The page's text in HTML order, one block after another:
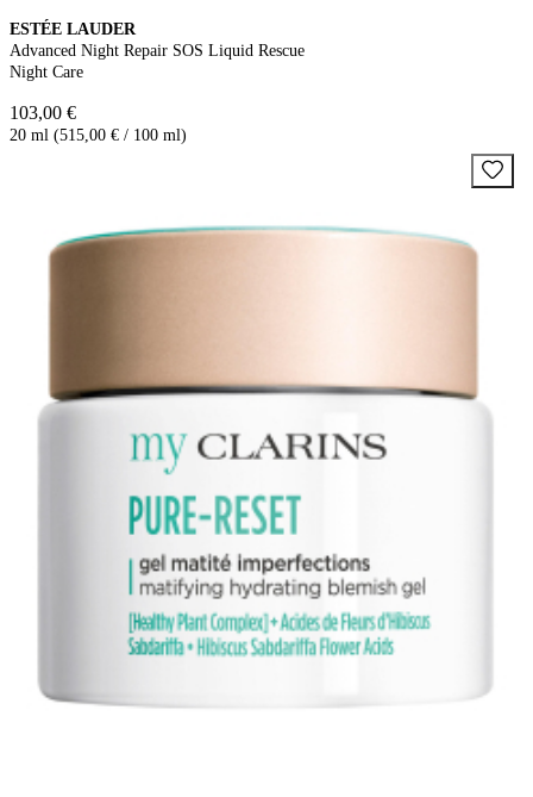
ESTÉE LAUDER
Advanced Night Repair SOS Liquid Rescue
Night Care
103,00 €
20 ml (515,00 € / 100 ml)